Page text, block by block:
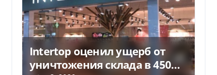
я
м
Intertop оценил ущерб от
уничтожения склада в 450